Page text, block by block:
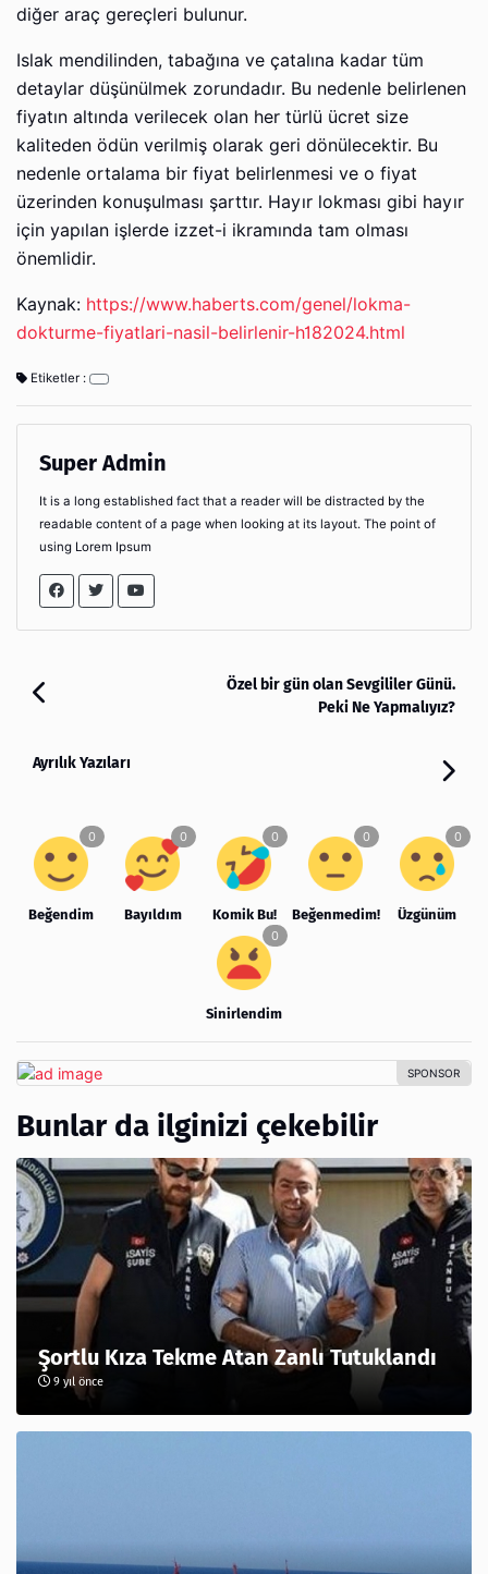
diğer araç gereçleri bulunur.
Islak mendilinden, tabağına ve çatalına kadar tüm
detaylar düşünülmek zorundadır. Bu nedenle belirlenen
fiyatın altında verilecek olan her türlü ücret size
kaliteden ödün verilmiş olarak geri dönülecektir. Bu
nedenle ortalama bir fiyat belirlenmesi ve o fiyat
üzerinden konuşulması şarttır. Hayır lokması gibi hayır
için yapılan işlerde izzet-i ikramında tam olması
önemlidir.
Kaynak: https://www.haberts.com/genel/lokma-
dokturme-fiyatlari-nasil-belirlenir-h182024.html
Etiketler :
Super Admin
It is a long established fact that a reader will be distracted by the
readable content of a page when looking at its layout. The point of
using Lorem Ipsum
Özel bir gün olan Sevgililer Günü.
Peki Ne Yapmalıyız?
Ayrılık Yazıları
Beğendim Bayıldım Komik Bu! Beğenmedim! Üzgünüm
Sinirlendim
Bunlar da ilginizi çekebilir
Şortlu Kıza Tekme Atan Zanlı Tutuklandı
9 yıl önce